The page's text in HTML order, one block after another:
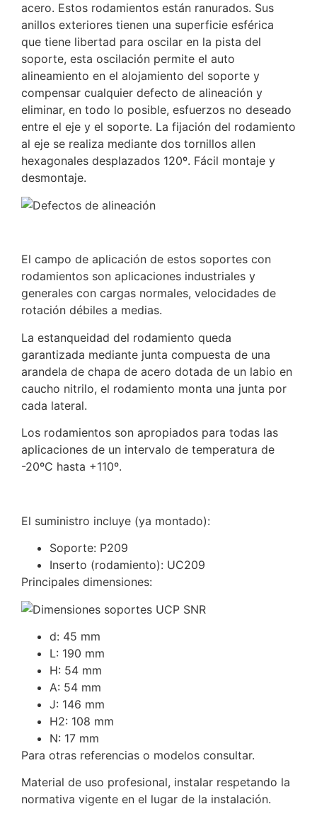
acero. Estos rodamientos están ranurados. Sus
anillos exteriores tienen una superficie esférica
que tiene libertad para oscilar en la pista del
soporte, esta oscilación permite el auto
alineamiento en el alojamiento del soporte y
compensar cualquier defecto de alineación y
eliminar, en todo lo posible, esfuerzos no deseado
entre el eje y el soporte. La fijación del rodamiento
al eje se realiza mediante dos tornillos allen
hexagonales desplazados 120º. Fácil montaje y
desmontaje.
El campo de aplicación de estos soportes con
rodamientos son aplicaciones industriales y
generales con cargas normales, velocidades de
rotación débiles a medias.
La estanqueidad del rodamiento queda
garantizada mediante junta compuesta de una
arandela de chapa de acero dotada de un labio en
caucho nitrilo, el rodamiento monta una junta por
cada lateral.
Los rodamientos son apropiados para todas las
aplicaciones de un intervalo de temperatura de
-20ºC hasta +110º.
El suministro incluye (ya montado):
Soporte: P209
Inserto (rodamiento): UC209
Principales dimensiones:
d: 45 mm
L: 190 mm
H: 54 mm
A: 54 mm
J: 146 mm
H2: 108 mm
N: 17 mm
Para otras referencias o modelos consultar.
Material de uso profesional, instalar respetando la
normativa vigente en el lugar de la instalación.